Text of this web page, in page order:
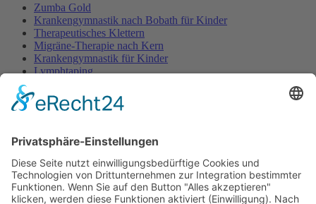
Zumba Gold
Krankengymnastik nach Bobath für Kinder
Therapeutisches Klettern
Migräne-Therapie nach Kern
Krankengymnastik für Kinder
Lymphtaping
Rücken Therapie
Aqua Fitness
FDM – Faszien-Distorsions-Modell
Zumba Gold
Rückbildungsgymnastik